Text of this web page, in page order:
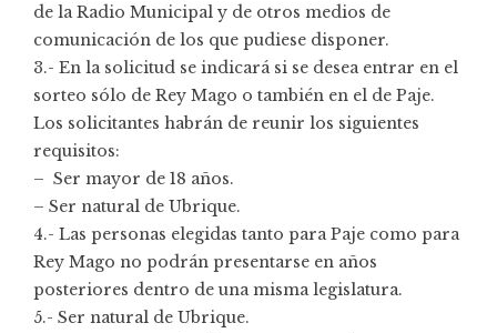
de la Radio Municipal y de otros medios de
comunicación de los que pudiese disponer.
3.- En la solicitud se indicará si se desea entrar en el
sorteo sólo de Rey Mago o también en el de Paje.
Los solicitantes habrán de reunir los siguientes
requisitos:
– Ser mayor de 18 años.
– Ser natural de Ubrique.
4.- Las personas elegidas tanto para Paje como para
Rey Mago no podrán presentarse en años
posteriores dentro de una misma legislatura.
5.- Ser natural de Ubrique.